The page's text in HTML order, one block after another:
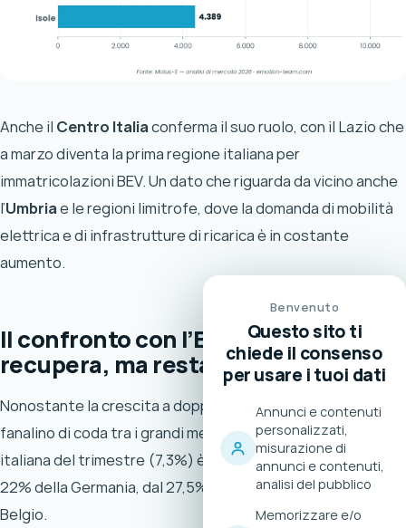
Anche il Centro Italiaconferma il suo ruolo, con il Lazio che
a marzo diventa la prima regione italiana per
immatricolazioni BEV. Un dato che riguarda da vicino anche
l’Umbriae le regioni limitrofe, dove la domanda di mobilità
elettrica e di infrastrutture di ricarica è in costante
aumento.
Il confronto con l’Europa: l’Italia
recupera, ma resta indietro
Nonostante la crescita a doppia cifra, l’Italia rimane il
fanalino di coda tra i grandi mercati europei. La quota BEV
italiana del trimestre (7,3%) è ancora molto lontana dal
22% della Germania, dal 27,5% della Francia e dal 33,5% del
Belgio.
Benvenuto
Questo sito ti
chiede il consenso
per usare i tuoi dati
Annunci e contenuti
personalizzati,
misurazione di
annunci e contenuti,
analisi del pubblico
Memorizzare e/o